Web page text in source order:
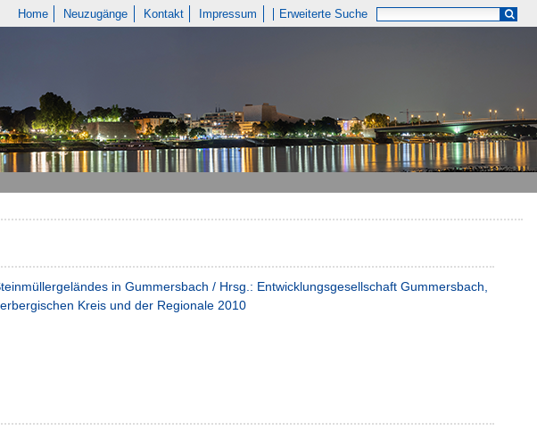
Home Neuzugänge Kontakt Impressum Erweiterte Suche
in Gummersbach / Hrsg.: Entwicklungsgesellschaft Gummersbach,
Kreis und der Regionale 2010